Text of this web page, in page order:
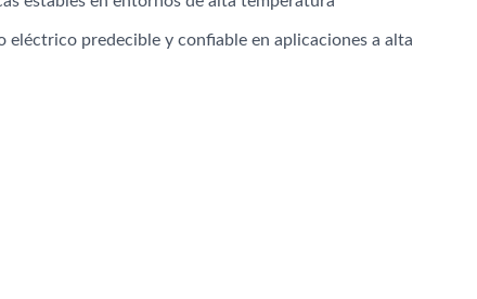
predecible y confiable en aplicaciones a alta